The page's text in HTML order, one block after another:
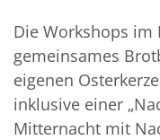
Die Workshops im
gemeinsames
eigenen
inklusive einer
Mitternacht mit